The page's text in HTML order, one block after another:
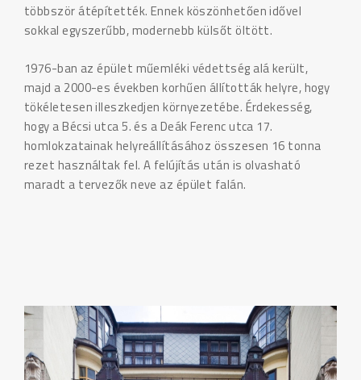
többször átépítették. Ennek köszönhetően idővel
sokkal egyszerűbb, modernebb külsőt öltött.
1976-ban az épület műemléki védettség alá került,
majd a 2000-es években korhűen állították helyre, hogy
tökéletesen illeszkedjen környezetébe. Érdekesség,
hogy a Bécsi utca 5. és a Deák Ferenc utca 17.
homlokzatainak helyreállításához összesen 16 tonna
rezet használtak fel. A felújítás után is olvasható
maradt a tervezők neve az épület falán.